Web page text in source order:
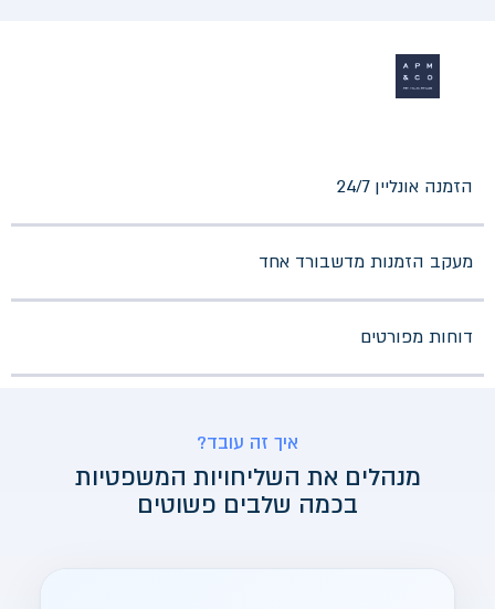
הזמנה אונליין 24/7
מעקב הזמנות מדשבורד אחד
דוחות מפורטים
איך זה עובד?
מנהלים את השליחויות המשפטיות
בכמה שלבים פשוטים